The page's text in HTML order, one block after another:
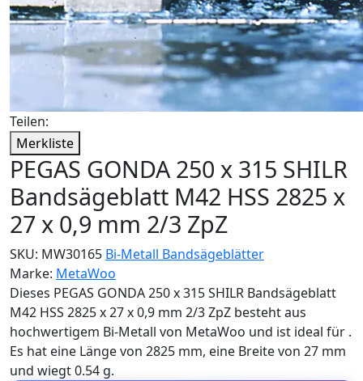
Teilen:
Merkliste
PEGAS GONDA 250 x 315 SHILR
Bandsägeblatt M42 HSS 2825 x
27 x 0,9 mm 2/3 ZpZ
SKU: MW30165 Bi-Metall Bandsägeblätter
Marke: MetaWoo
Dieses PEGAS GONDA 250 x 315 SHILR Bandsägeblatt
M42 HSS 2825 x 27 x 0,9 mm 2/3 ZpZ besteht aus
hochwertigem Bi-Metall von MetaWoo und ist ideal für .
Es hat eine Länge von 2825 mm, eine Breite von 27 mm
und wiegt 0.54 g.